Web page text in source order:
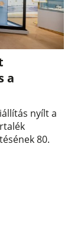
a
nyílt a
80.